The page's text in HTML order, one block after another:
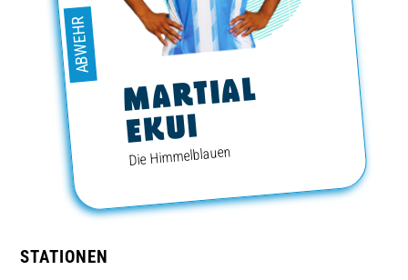
SÜDKURVE
TICKETING
MARTIAL
EKUI
ABWEHR
Die Himmelblauen
STATIONEN